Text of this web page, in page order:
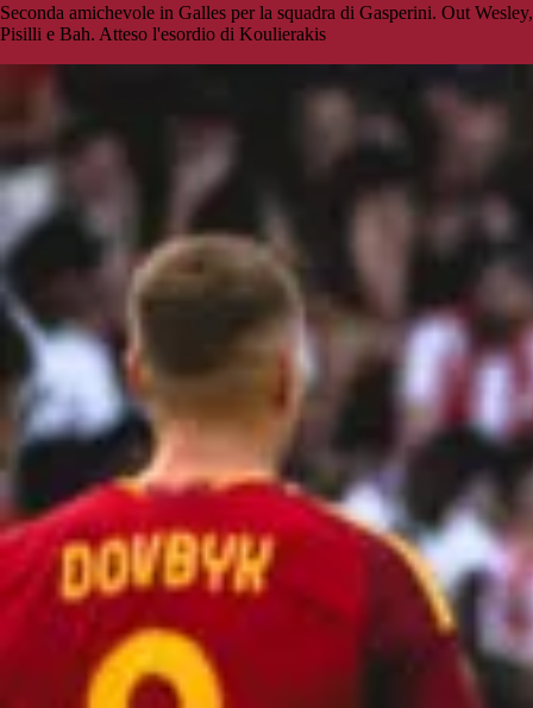
Seconda amichevole in Galles per la squadra di Gasperini. Out Wesley,
Pisilli e Bah. Atteso l'esordio di Koulierakis